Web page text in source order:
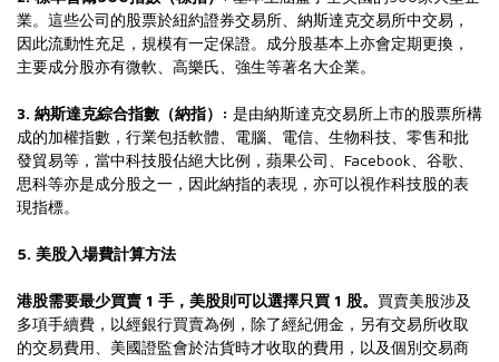
業。這些公司的股票於紐約證券交易所、納斯達克交易所中交易，
因此流動性充足，規模有一定保證。成分股基本上亦會定期更換，
主要成分股亦有微軟、高樂氏、強生等著名大企業。
3. 納斯達克綜合指數（納指）: 是由納斯達克交易所上市的股票所構
成的加權指數，行業包括軟體、電腦、電信、生物科技、零售和批
發貿易等，當中科技股佔絕大比例，蘋果公司、Facebook、谷歌、
思科等亦是成分股之一，因此納指的表現，亦可以視作科技股的表
現指標。
5. 美股入場費計算方法
港股需要最少買賣 1 手，美股則可以選擇只買 1 股。 買賣美股涉及
多項手續費，以經銀行買賣為例，除了經紀佣金，另有交易所收取
的交易費用、美國證監會於沽貨時才收取的費用，以及個別交易商